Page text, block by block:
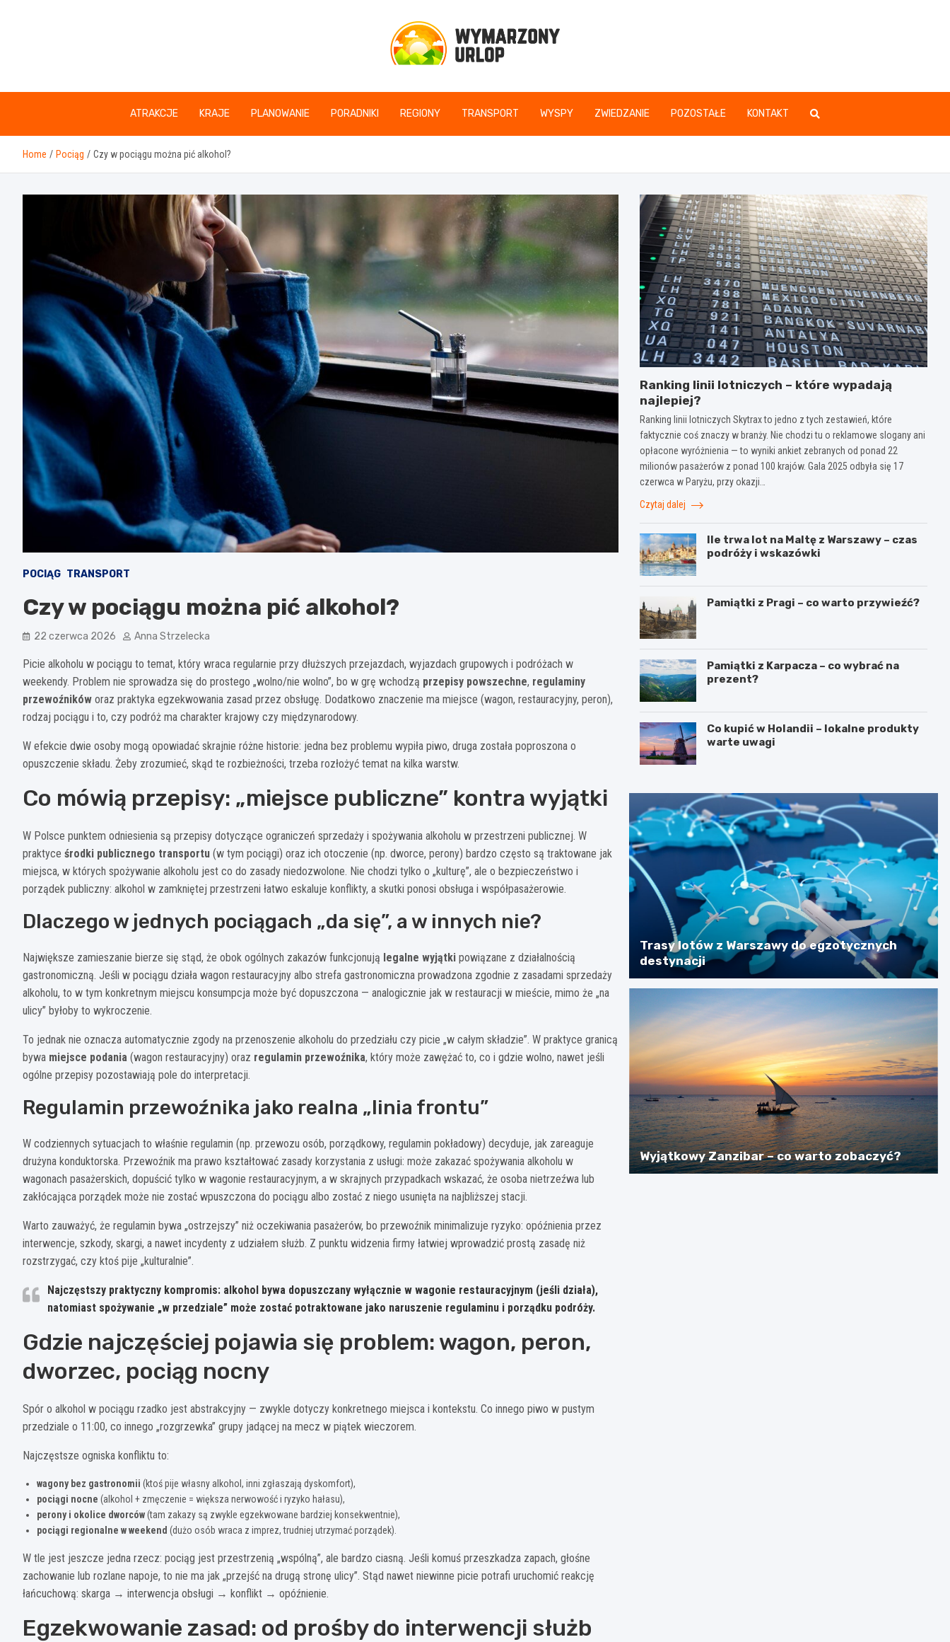
www.wymarzonyurlop.pl
ATRAKCJE KRAJE PLANOWANIE PORADNIKI REGIONY TRANSPORT WYSPY ZWIEDZANIE POZOSTAŁE KONTAKT
Home Pociąg Czy w pociągu można pić alkohol?
POCIĄG TRANSPORT
Czy w pociągu można pić alkohol?
22 czerwca 2026 Anna Strzelecka
Picie alkoholu w pociągu to temat, który wraca regularnie przy dłuższych przejazdach, wyjazdach grupowych i podróżach w
weekendy. Problem nie sprowadza się do prostego „wolno/nie wolno”, bo w grę wchodzą przepisy powszechne, regulaminy
przewoźników oraz praktyka egzekwowania zasad przez obsługę. Dodatkowo znaczenie ma miejsce (wagon, restauracyjny, peron),
rodzaj pociągu i to, czy podróż ma charakter krajowy czy międzynarodowy.
W efekcie dwie osoby mogą opowiadać skrajnie różne historie: jedna bez problemu wypiła piwo, druga została poproszona o
opuszczenie składu. Żeby zrozumieć, skąd te rozbieżności, trzeba rozłożyć temat na kilka warstw.
Co mówią przepisy: „miejsce publiczne” kontra wyjątki
W Polsce punktem odniesienia są przepisy dotyczące ograniczeń sprzedaży i spożywania alkoholu w przestrzeni publicznej. W
praktyce środki publicznego transportu (w tym pociągi) oraz ich otoczenie (np. dworce, perony) bardzo często są traktowane jak
miejsca, w których spożywanie alkoholu jest co do zasady niedozwolone. Nie chodzi tylko o „kulturę”, ale o bezpieczeństwo i
porządek publiczny: alkohol w zamkniętej przestrzeni łatwo eskaluje konflikty, a skutki ponosi obsługa i współpasażerowie.
Dlaczego w jednych pociągach „da się”, a w innych nie?
Największe zamieszanie bierze się stąd, że obok ogólnych zakazów funkcjonują legalne wyjątki powiązane z działalnością
gastronomiczną. Jeśli w pociągu działa wagon restauracyjny albo strefa gastronomiczna prowadzona zgodnie z zasadami sprzedaży
alkoholu, to w tym konkretnym miejscu konsumpcja może być dopuszczona — analogicznie jak w restauracji w mieście, mimo że „na
ulicy” byłoby to wykroczenie.
To jednak nie oznacza automatycznie zgody na przenoszenie alkoholu do przedziału czy picie „w całym składzie”. W praktyce granicą
bywa miejsce podania (wagon restauracyjny) oraz regulamin przewoźnika, który może zawężać to, co i gdzie wolno, nawet jeśli
ogólne przepisy pozostawiają pole do interpretacji.
Regulamin przewoźnika jako realna „linia frontu”
W codziennych sytuacjach to właśnie regulamin (np. przewozu osób, porządkowy, regulamin pokładowy) decyduje, jak zareaguje
drużyna konduktorska. Przewoźnik ma prawo kształtować zasady korzystania z usługi: może zakazać spożywania alkoholu w
wagonach pasażerskich, dopuścić tylko w wagonie restauracyjnym, a w skrajnych przypadkach wskazać, że osoba nietrzeźwa lub
zakłócająca porządek może nie zostać wpuszczona do pociągu albo zostać z niego usunięta na najbliższej stacji.
Warto zauważyć, że regulamin bywa „ostrzejszy” niż oczekiwania pasażerów, bo przewoźnik minimalizuje ryzyko: opóźnienia przez
interwencje, szkody, skargi, a nawet incydenty z udziałem służb. Z punktu widzenia firmy łatwiej wprowadzić prostą zasadę niż
rozstrzygać, czy ktoś pije „kulturalnie”.
Najczęstszy praktyczny kompromis: alkohol bywa dopuszczany wyłącznie w wagonie restauracyjnym (jeśli działa),
natomiast spożywanie „w przedziale” może zostać potraktowane jako naruszenie regulaminu i porządku podróży.
Gdzie najczęściej pojawia się problem: wagon, peron,
dworzec, pociąg nocny
Spór o alkohol w pociągu rzadko jest abstrakcyjny — zwykle dotyczy konkretnego miejsca i kontekstu. Co innego piwo w pustym
przedziale o 11:00, co innego „rozgrzewka” grupy jadącej na mecz w piątek wieczorem.
Najczęstsze ogniska konfliktu to:
wagony bez gastronomii (ktoś pije własny alkohol, inni zgłaszają dyskomfort),
pociągi nocne (alkohol + zmęczenie = większa nerwowość i ryzyko hałasu),
perony i okolice dworców(tam zakazy są zwykle egzekwowane bardziej konsekwentnie),
pociągi regionalne w weekend (dużo osób wraca z imprez, trudniej utrzymać porządek).
W tle jest jeszcze jedna rzecz: pociąg jest przestrzenią „wspólną”, ale bardzo ciasną. Jeśli komuś przeszkadza zapach, głośne
zachowanie lub rozlane napoje, to nie ma jak „przejść na drugą stronę ulicy”. Stąd nawet niewinne picie potrafi uruchomić reakcję
łańcuchową: skarga → interwencja obsługi → konflikt → opóźnienie.
Egzekwowanie zasad: od prośby do interwencji służb
Ranking linii lotniczych – które wypadają
najlepiej?
Ranking linii lotniczych Skytrax to jedno z tych zestawień, które
faktycznie coś znaczy w branży. Nie chodzi tu o reklamowe slogany ani
opłacone wyróżnienia — to wyniki ankiet zebranych od ponad 22
milionów pasażerów z ponad 100 krajów. Gala 2025 odbyła się 17
czerwca w Paryżu, przy okazji…
Czytaj dalej
Ile trwa lot na Maltę z Warszawy – czas
podróży i wskazówki
Pamiątki z Pragi – co warto przywieźć?
Pamiątki z Karpacza – co wybrać na
prezent?
Co kupić w Holandii – lokalne produkty
warte uwagi
Trasy lotów z Warszawy do egzotycznych
destynacji
Wyjątkowy Zanzibar – co warto zobaczyć?